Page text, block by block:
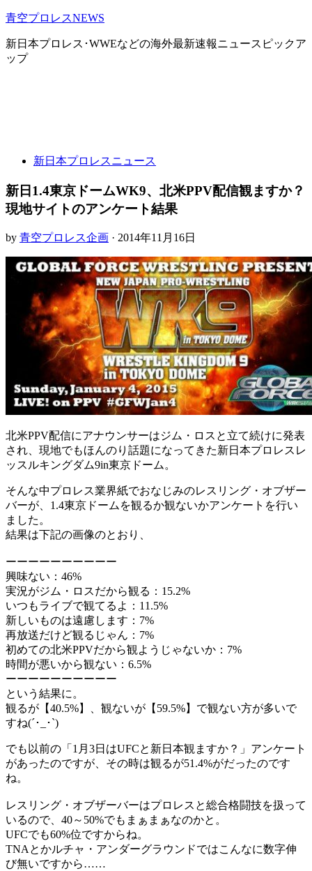
青空プロレスNEWS
新日本プロレス･WWEなどの海外最新速報ニュースピックア
ップ
新日本プロレスニュース
新日1.4東京ドームWK9、北米PPV配信観ますか？
現地サイトのアンケート結果
by 青空プロレス企画 · 2014年11月16日
北米PPV配信にアナウンサーはジム・ロスと立て続けに発表
され、現地でもほんのり話題になってきた新日本プロレスレ
ッスルキングダム9in東京ドーム。
そんな中プロレス業界紙でおなじみのレスリング・オブザー
バーが、1.4東京ドームを観るか観ないかアンケートを行い
ました。
結果は下記の画像のとおり、
ーーーーーーーーーー
興味ない：46%
実況がジム・ロスだから観る：15.2%
いつもライブで観てるよ：11.5%
新しいものは遠慮します：7%
再放送だけど観るじゃん：7%
初めての北米PPVだから観ようじゃないか：7%
時間が悪いから観ない：6.5%
ーーーーーーーーーー
という結果に。
観るが【40.5%】、観ないが【59.5%】で観ない方が多いで
すね(´･_･`)
でも以前の「1月3日はUFCと新日本観ますか？」アンケート
があったのですが、その時は観るが51.4%がだったのです
ね。
レスリング・オブザーバーはプロレスと総合格闘技を扱って
いるので、40～50%でもまぁまぁなのかと。
UFCでも60%位ですからね。
TNAとかルチャ・アンダーグラウンドではこんなに数字伸
び無いですから……